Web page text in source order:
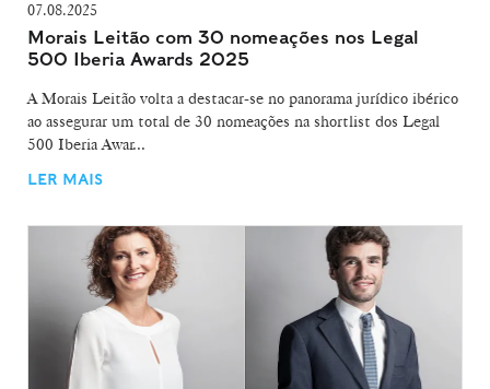
07.08.2025
Morais Leitão com 30 nomeações nos Legal
500 Iberia Awards 2025
A Morais Leitão volta a destacar-se no panorama jurídico ibérico
ao assegurar um total de 30 nomeações na shortlist dos Legal
500 Iberia Awar...
LER MAIS